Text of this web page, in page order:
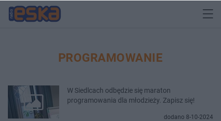
PROGRAMOWANIE
W Siedlcach odbędzie się maraton
programowania dla młodzieży. Zapisz się!
dodano 8-10-2024